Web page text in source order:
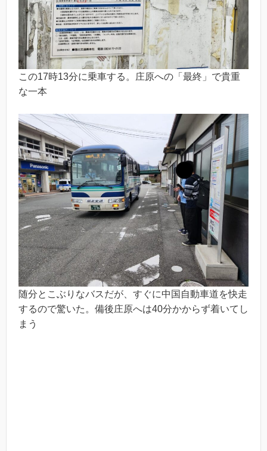
この17時13分に乗車する。庄原への「最終」で貴重
な一本
随分とこぶりなバスだが、すぐに中国自動車道を快走
するので驚いた。備後庄原へは40分かからず着いてし
まう